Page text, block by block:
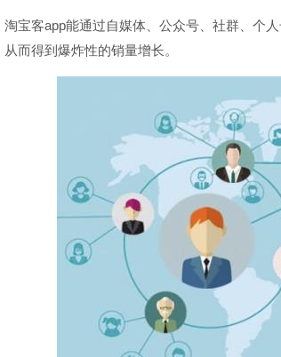
客app能通过自媒体、公众号、社群、个人
从而得到爆炸性的销量增长。